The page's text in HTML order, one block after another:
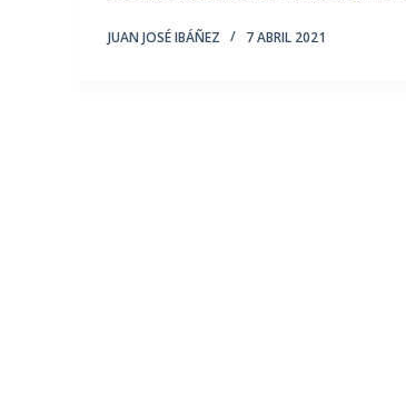
JUAN JOSÉ IBÁÑEZ 7 ABRIL 2021